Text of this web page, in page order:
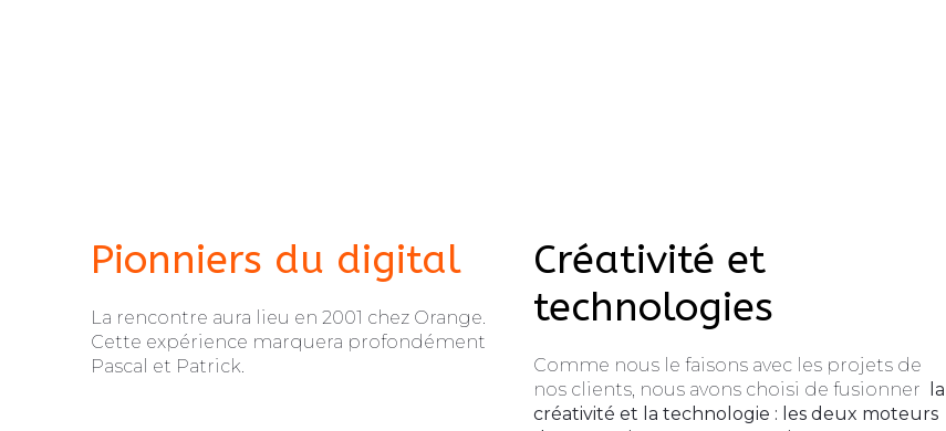
Pionniers du digital
La rencontre aura lieu en 2001 chez Orange.
Cette expérience marquera profondément
Pascal et Patrick.
Créativité et
technologies
Comme nous le faisons avec les projets de
nos clients, nous avons choisi de fusionner
la
créativité et la technologie : les deux moteurs